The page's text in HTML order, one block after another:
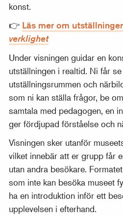
konst.
👉 Läs mer om
verklighet
Under visningen guidar en
utställningen i realtid. Ni får
utställningsrummen och
som ni kan ställa frågor, be
samtala med pedagogen, en
ger fördjupad förståelse och
Visningen sker utanför
vilket innebär att er grupp får
utan andra besökare.
som inte kan besöka museet
ha en introduktion inför ett
upplevelsen i efterhand.